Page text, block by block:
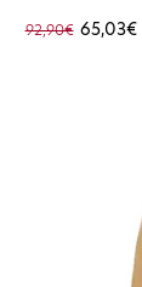
92,90€ 65,03€